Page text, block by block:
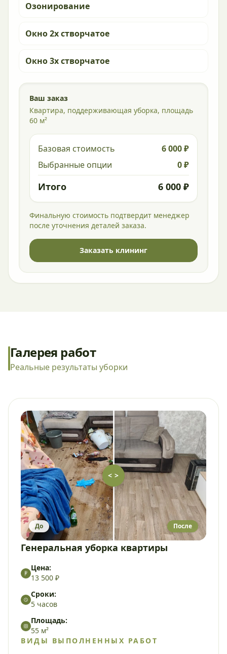
Озонирование
Окно 2х створчатое
Окно 3х створчатое
Ваш заказ
Квартира, поддерживающая уборка, площадь
60 м²
Базовая стоимость
6 000 ₽
Выбранные опции
0 ₽
Итого 6 000 ₽
Финальную стоимость подтвердит менеджер
после уточнения деталей заказа.
Заказать клининг
Галерея работ
Реальные результаты уборки
< >
До После
Генеральная уборка квартиры
Цена:
13 500 ₽
Сроки:
5 часов
Площадь:
55 м²
ВИДЫ ВЫПОЛНЕННЫХ РАБОТ